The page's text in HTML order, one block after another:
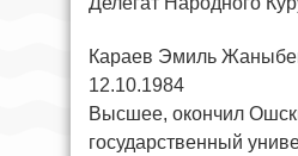
Караев Эмиль
12.10.1984
Высшее, окончил
государственный